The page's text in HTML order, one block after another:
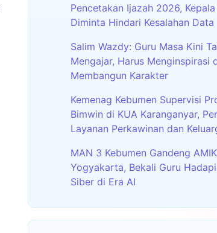
Pencetakan Ijazah 2026,
Diminta Hindari Kesalahan Data
Salim Wazdy: Guru Masa Kini
Mengajar, Harus Menginspirasi
Membangun Karakter
Kemenag Kebumen Supervisi
Bimwin di KUA Karanganyar,
Layanan Perkawinan dan
MAN 3 Kebumen Gandeng
Yogyakarta, Bekali Guru
Siber di Era AI